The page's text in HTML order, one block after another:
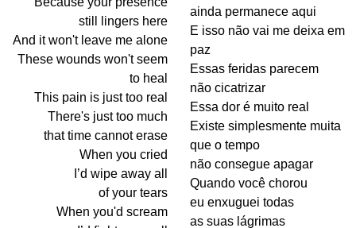
still lingers here
And it won't leave me alone
These wounds won't seem
to heal
This pain is just too real
There's just too much
that time cannot erase
When you cried
I’d wipe away all
of your tears
When you'd scream
ainda permanece aqui
E isso não vai me deixa em
paz
Essas feridas parecem
não cicatrizar
Essa dor é muito real
Existe simplesmente muita
que o tempo
não consegue apagar
Quando você chorou
eu enxuguei todas
as suas lágrimas